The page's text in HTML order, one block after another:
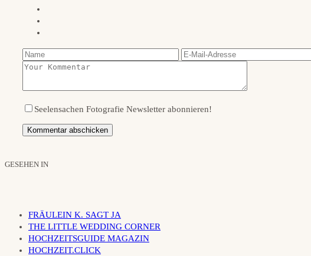
Seelensachen Fotografie Newsletter abonnieren!
GESEHEN IN
FRÄULEIN K. SAGT JA
THE LITTLE WEDDING CORNER
HOCHZEITSGUIDE MAGAZIN
HOCHZEIT.CLICK